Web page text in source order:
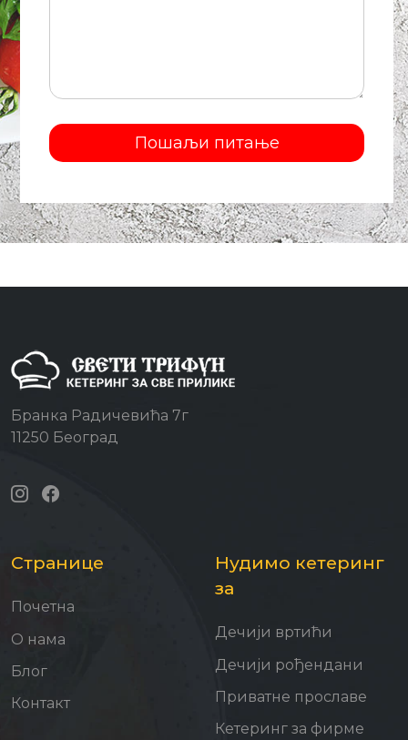
Бранка Радичевића 7г
11250 Београд
Странице
Почетна
О нама
Блог
Контакт
Нудимо кетеринг
за
Дечији вртићи
Дечији рођендани
Приватне прославе
Кетеринг за фирме